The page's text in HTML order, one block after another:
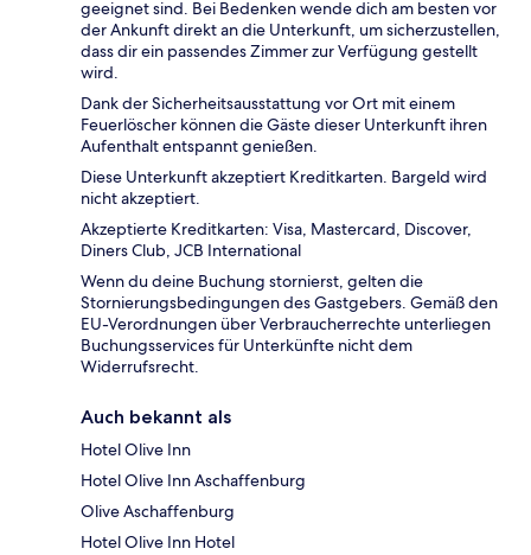
geeignet sind. Bei Bedenken wende dich am besten vor
der Ankunft direkt an die Unterkunft, um sicherzustellen,
dass dir ein passendes Zimmer zur Verfügung gestellt
wird.
Dank der Sicherheitsausstattung vor Ort mit einem
Feuerlöscher können die Gäste dieser Unterkunft ihren
Aufenthalt entspannt genießen.
Diese Unterkunft akzeptiert Kreditkarten. Bargeld wird
nicht akzeptiert.
Akzeptierte Kreditkarten: Visa, Mastercard, Discover,
Diners Club, JCB International
Wenn du deine Buchung stornierst, gelten die
Stornierungsbedingungen des Gastgebers. Gemäß den
EU-Verordnungen über Verbraucherrechte unterliegen
Buchungsservices für Unterkünfte nicht dem
Widerrufsrecht.
Auch bekannt als
Hotel Olive Inn
Hotel Olive Inn Aschaffenburg
Olive Aschaffenburg
Hotel Olive Inn Hotel